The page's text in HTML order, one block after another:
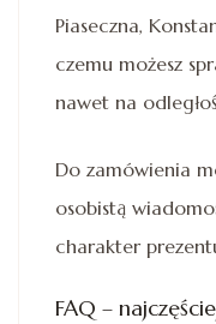
Piaseczna,
czemu możesz
nawet na
Do zamówienia
osobistą
charakter
FAQ –